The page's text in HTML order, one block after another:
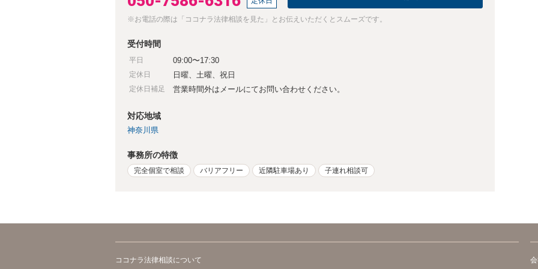
※お電話の際は「ココナラ法律相談を見た」とお伝えいただくとスムーズです。
受付時間
平日 09:00〜17:30
定休日 日曜、土曜、祝日
定休日補足 営業時間外はメールにてお問い合わせください。
対応地域
神奈川県
事務所の特徴
完全個室で相談 バリアフリー 近隣駐車場あり 子連れ相談可
ココナラ法律相談について